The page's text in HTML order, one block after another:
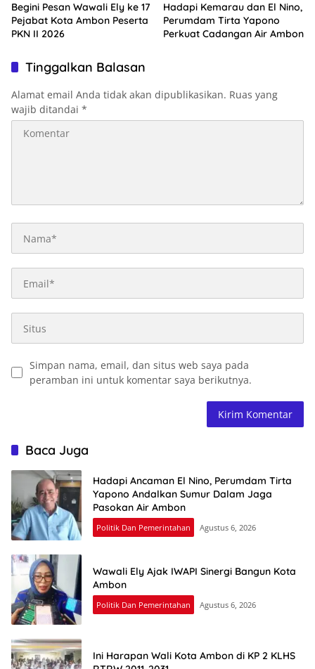
Begini Pesan Wawali Ely ke 17
Pejabat Kota Ambon Peserta
PKN II 2026
Hadapi Kemarau dan El Nino,
Perumdam Tirta Yapono
Perkuat Cadangan Air Ambon
Tinggalkan Balasan
Alamat email Anda tidak akan dipublikasikan. Ruas yang
wajib ditandai *
Simpan nama, email, dan situs web saya pada
peramban ini untuk komentar saya berikutnya.
Baca Juga
Hadapi Ancaman El Nino, Perumdam Tirta
Yapono Andalkan Sumur Dalam Jaga
Pasokan Air Ambon
Politik Dan Pemerintahan Agustus 6, 2026
Wawali Ely Ajak IWAPI Sinergi Bangun Kota
Ambon
Politik Dan Pemerintahan Agustus 6, 2026
Ini Harapan Wali Kota Ambon di KP 2 KLHS